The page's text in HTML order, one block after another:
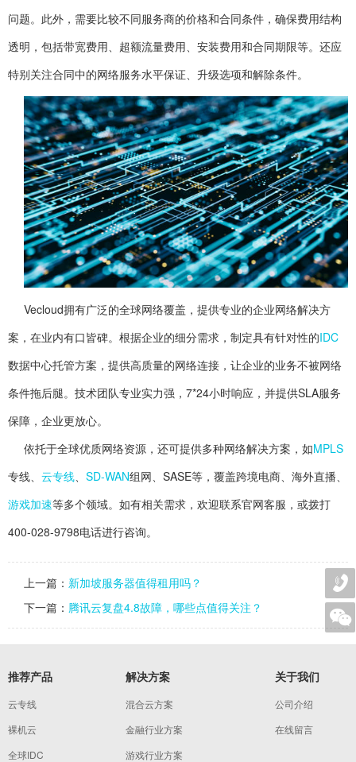
问题。此外，需要比较不同服务商的价格和合同条件，确保费用结构
透明，包括带宽费用、超额流量费用、安装费用和合同期限等。还应
特别关注合同中的网络服务水平保证、升级选项和解除条件。
Vecloud拥有广泛的全球网络覆盖，提供专业的企业网络解决方
案，在业内有口皆碑。根据企业的细分需求，制定具有针对性的IDC
数据中心托管方案，提供高质量的网络连接，让企业的业务不被网络
条件拖后腿。技术团队专业实力强，7*24小时响应，并提供SLA服务
保障，企业更放心。
依托于全球优质网络资源，还可提供多种网络解决方案，如MPLS
专线、 云专线 SD-WAN组网、SASE等，覆盖跨境电商、海外直播、
游戏加速等多个领域。如有相关需求，欢迎联系官网客服，或拨打
400-028-9798电话进行咨询。
上一篇： 新加坡服务器值得租用吗？
下一篇： 腾讯云复盘4.8故障，哪些点值得关注？
推荐产品
云专线
裸机云
全球IDC
解决方案
混合云方案
金融行业方案
游戏行业方案
关于我们
公司介绍
在线留言